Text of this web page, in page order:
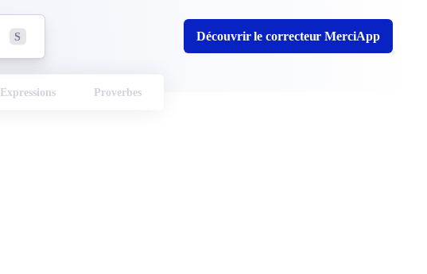
S Découvrir le correcteur MerciApp
Expressions Proverbes